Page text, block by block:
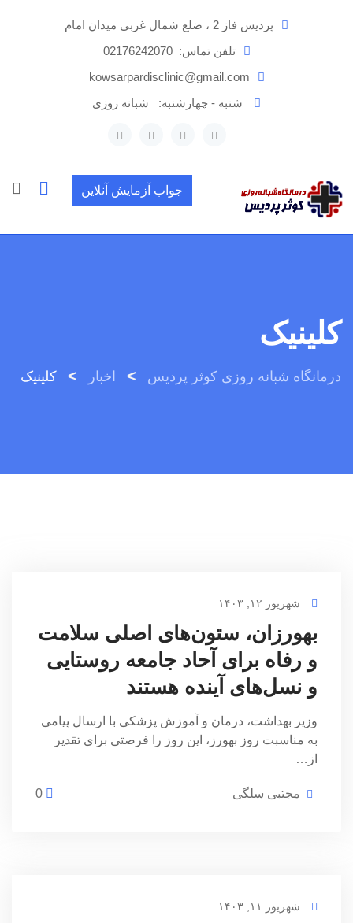
پردیس فاز 2 ، ضلع شمال غربی میدان امام
تلفن تماس:02176242070
kowsarpardisclinic@gmail.com
شنبه - چهارشنبه:
شبانه روزی
جواب آزمایش آنلاین
کلینیک
درمانگاه شبانه روزی کوثر پردیس > اخبار > کلینیک
شهریور ۱۲, ۱۴۰۳
بهورزان، ستون‌های اصلی سلامت
و رفاه برای آحاد جامعه روستایی
و نسل‌های آینده‌ هستند
وزیر بهداشت، درمان و آموزش پزشکی با ارسال پیامی
به مناسبت روز بهورز، این روز را فرصتی برای تقدیر
از…
مجتبی سلگی
شهریور ۱۱, ۱۴۰۳